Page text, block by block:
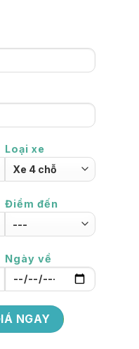
Loại xe
Điểm đến
Ngày về